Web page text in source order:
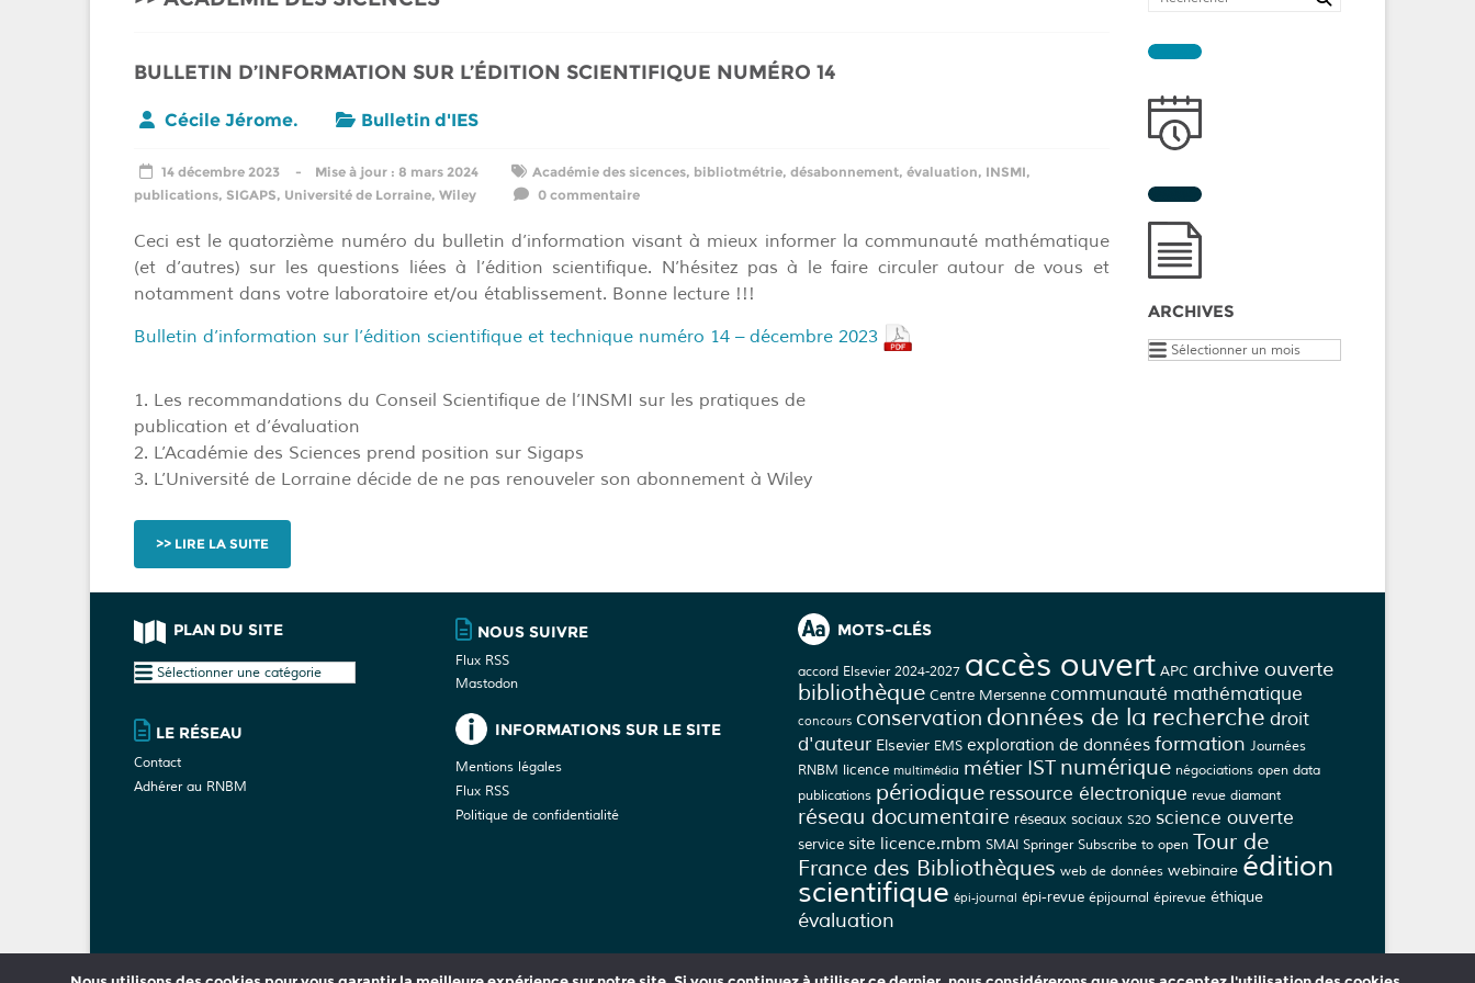
BULLETIN D’INFORMATION SUR L’ÉDITION SCIENTIFIQUE NUMÉRO 14
Cécile Jérome. Bulletin d'IES
14 décembre 2023 8 mars 2024 Académie des sicences, bibliotmétrie, désabonnement, évaluation, INSMI,
publications, SIGAPS, Université de Lorraine, Wiley 0 commentaire
Ceci est le quatorzième numéro du bulletin d’information visant à mieux informer la communauté mathématique
(et d’autres) sur les questions liées à l’édition scientifique. N’hésitez pas à le faire circuler autour de vous et
notamment dans votre laboratoire et/ou établissement. Bonne lecture !!!
Bulletin d’information sur l’édition scientifique et technique numéro 14 – décembre 2023
1. Les recommandations du Conseil Scientifique de l’INSMI sur les pratiques de
publication et d’évaluation
2. L’Académie des Sciences prend position sur Sigaps
3. L’Université de Lorraine décide de ne pas renouveler son abonnement à Wiley
LIRE LA SUITE
ARCHIVES
Archives
PLAN DU SITE
Plan
site
LE RÉSEAU
Contact
Adhérer au RNBM
NOUS SUIVRE
Flux RSS
Mastodon
INFORMATIONS SUR LE SITE
Mentions légales
Flux RSS
Politique de confidentialité
MOTS-CLÉS
accord Elsevier 2024-2027 accès ouvert APC archive ouverte
bibliothèque Centre Mersenne communauté mathématique
concours conservation données de la recherche droit
d'auteur Elsevier EMS exploration de données formation Journées
RNBM licence multimédia métier IST numérique négociations open data
publications périodique ressource électronique revue diamant
réseau documentaire réseaux sociaux S2O science ouverte
service site licence.rnbm SMAI Springer Subscribe to open Tour de
France des Bibliothèques web de données webinaire édition
scientifique épi-journal épi-revue épijournal épirevue éthique
évaluation